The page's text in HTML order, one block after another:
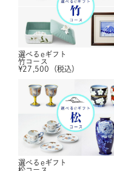
選べるeギフト
竹コース
¥27,500 （税込）
選べるeギフト